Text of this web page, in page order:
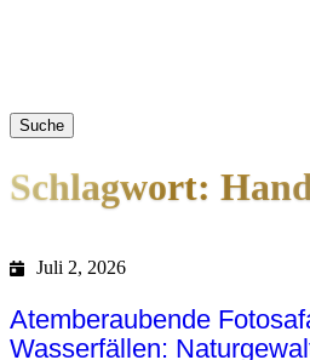
Suche
Schlagwort:
Juli 2, 2026
Atemberaubende
Wasserfällen: